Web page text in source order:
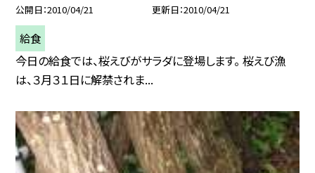
公開日 2010/04/21 更新日 2010/04/21
給食
今日の給食では、桜えびがサラダに登場します。 桜えび漁
は、３月３１日に解禁されま...